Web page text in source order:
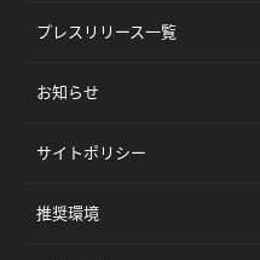
プレスリリース一覧
お知らせ
サイトポリシー
推奨環境